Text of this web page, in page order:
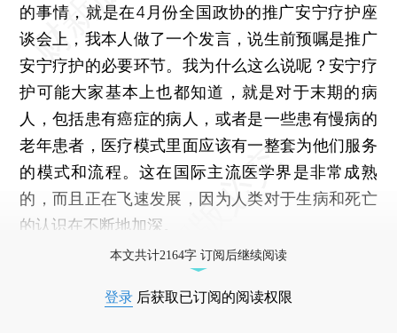
的事情，就是在4月份全国政协的推广安宁疗护座
谈会上，我本人做了一个发言，说生前预嘱是推广
安宁疗护的必要环节。我为什么这么说呢？安宁疗
护可能大家基本上也都知道，就是对于末期的病
人，包括患有癌症的病人，或者是一些患有慢病的
老年患者，医疗模式里面应该有一整套为他们服务
的模式和流程。这在国际主流医学界是非常成熟
的，而且正在飞速发展，因为人类对于生病和死亡
的认识在不断地加深。
本文共计2164字 订阅后继续阅读
登录 后获取已订阅的阅读权限